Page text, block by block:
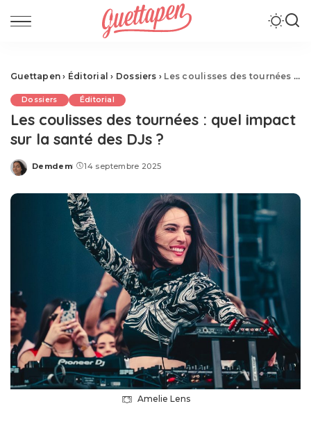
Guettapen › Éditorial › Dossiers › Les coulisses des tournées : quel impact sur la santé des DJs ?
Dossiers Éditorial
Les coulisses des tournées : quel impact
sur la santé des DJs ?
Posted
Demdem 14 septembre 2025
Amelie Lens